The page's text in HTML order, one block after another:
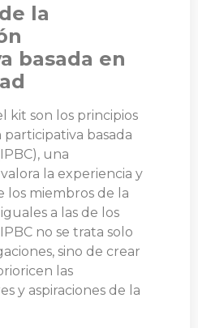
la
basada en
kit son los principios
basada
una
la experiencia y
los miembros de la
a las de los
no se trata solo
sino de crear
las
y aspiraciones de la